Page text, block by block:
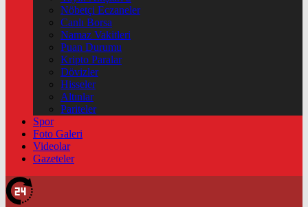
Nöbetçi Eczaneler
Canlı Borsa
Namaz Vakitleri
Puan Durumu
Kripto Paralar
Dövizler
Hisseler
Altınlar
Pariteler
Spor
Foto Galeri
Videolar
Gazeteler